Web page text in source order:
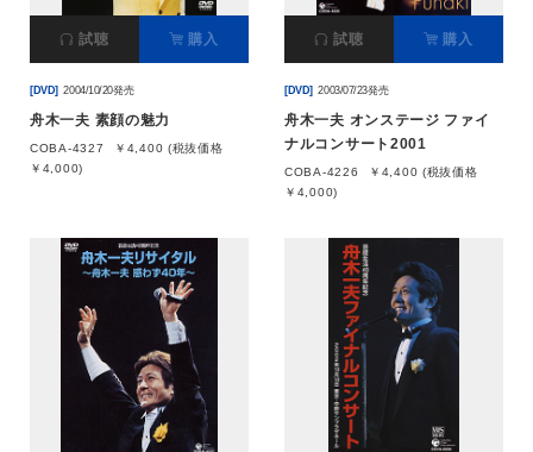
試聴 購入
[DVD] 2004/10/20発売
舟木一夫 素顔の魅力
COBA-4327
￥4,400 (税抜価格
￥4,000)
試聴 購入
[DVD] 2003/07/23発売
舟木一夫 オンステージ ファイ
ナルコンサート2001
COBA-4226
￥4,400 (税抜価格
￥4,000)